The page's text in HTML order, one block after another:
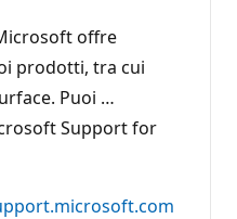
offre
prodotti, tra cui
Puoi …
Support for